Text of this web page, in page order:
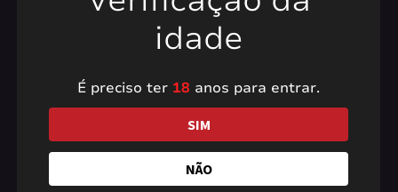
Pardon our dust! We're
working on something
idade
É preciso ter 18 anos para entrar.
SIM
NÃO